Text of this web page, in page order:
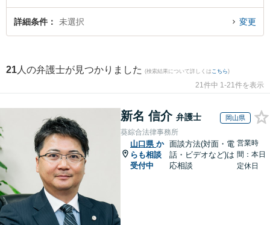
題のトラブルを今すぐに弁護士に相談したい』『管理会社・組合側の不動産問
題のトラブル解決の実績豊富な近くの弁護士を検索したい』『初回相談無料で
詳細条件 未選択 変更
21 人の弁護士が見つかりました (検索結果について詳しくは こちら)
21件中 1-21件を表示
新名 信介 弁護士 岡山県
葵綜合法律事務所
山口県 か
らも相談
受付中
面談方法(対面・電
話・ビデオなど)は
応相談
営業時
間：本日
定休日